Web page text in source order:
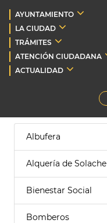
AYUNTAMIENTO
LA CIUDAD
TRÁMITES
ATENCIÓN CIUDADANA
ACTUALIDAD
Albufera
Alquería de Solache
Bienestar Social
Bomberos